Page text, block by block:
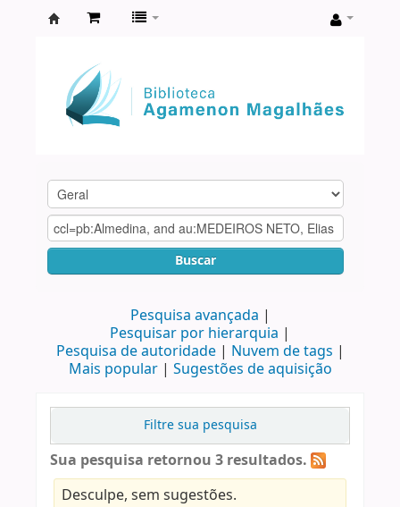
Agamenon
Magalhães
Buscar
Pesquisa avançada
Pesquisar por hierarquia
Pesquisa de autoridade
Nuvem de tags
Mais popular
Sugestões de aquisição
Filtre sua pesquisa
Sua pesquisa retornou 3 resultados.
Desculpe, sem sugestões.